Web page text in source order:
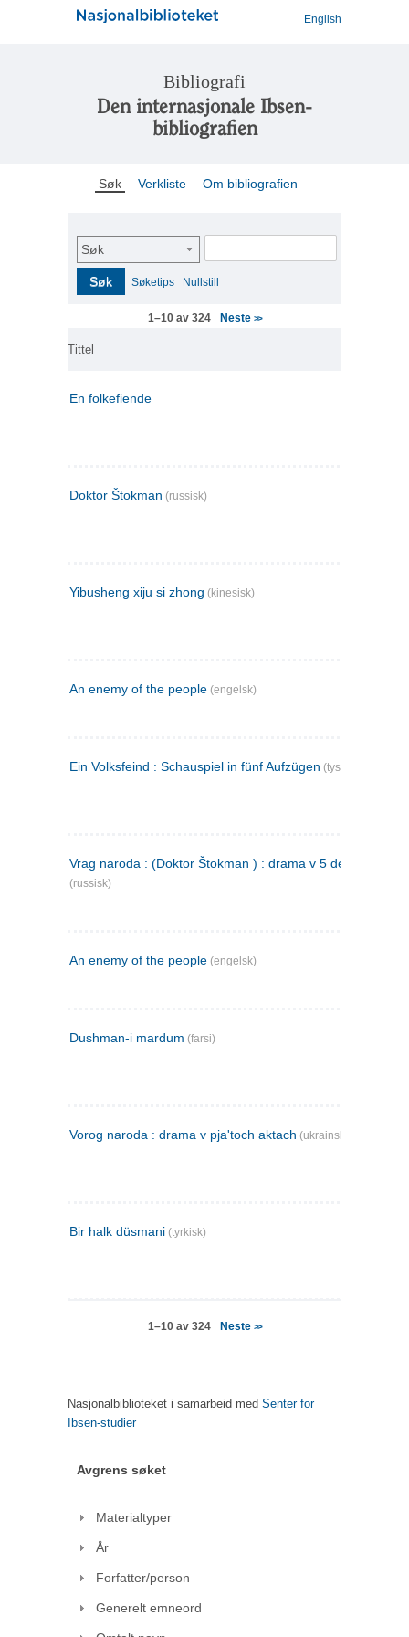
English
Bibliografi
Den internasjonale Ibsen-
bibliografien
Søk Verkliste Om bibliografien
Søk
Søk Søketips Nullstill
1–10 av 324 Neste >>
Tittel
En folkefiende
Doktor Štokman (russisk)
Yibusheng xiju si zhong (kinesisk)
An enemy of the people (engelsk)
Ein Volksfeind : Schauspiel in fünf Aufzügen (tysk)
Vrag naroda : (Doktor Štokman ) : drama v 5 dejstvijach
(russisk)
An enemy of the people (engelsk)
Dushman-i mardum (farsi)
Vorog naroda : drama v pja'toch aktach (ukrainsk)
Bir halk düsmani (tyrkisk)
1–10 av 324 Neste >>
Nasjonalbiblioteket i samarbeid med Senter for
Ibsen-studier
Avgrens søket
Materialtyper
År
Forfatter/person
Generelt emneord